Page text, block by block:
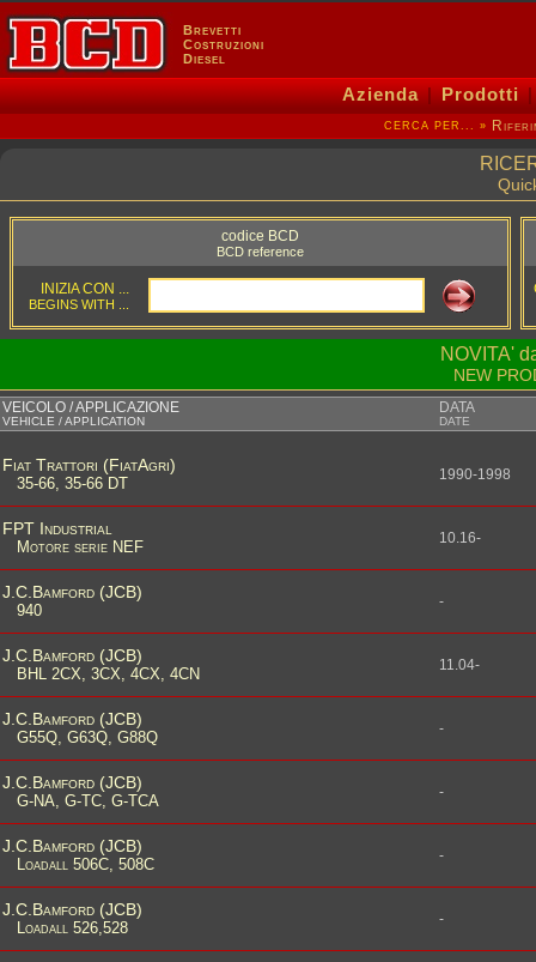
Brevetti
Costruzioni
Diesel
Azienda|Prodotti
CERCA PER... »
codice BCD
BCD reference
INIZIA CON ...
BEGINS WITH ...
NOVITA'
NEW
VEICOLO / APPLICAZIONE
VEHICLE / APPLICATION
DATA
DATE
Fiat Trattori (FiatAgri)
35-66, 35-66 DT 1990-1998
FPT Industrial
Motore serie NEF 10.16-
J.C.Bamford (JCB)
940 -
J.C.Bamford (JCB)
BHL 2CX, 3CX, 4CX, 4CN 11.04-
J.C.Bamford (JCB)
G55Q, G63Q, G88Q -
J.C.Bamford (JCB)
G-NA, G-TC, G-TCA -
J.C.Bamford (JCB)
Loadall 506C, 508C -
J.C.Bamford (JCB)
Loadall 526,528 -